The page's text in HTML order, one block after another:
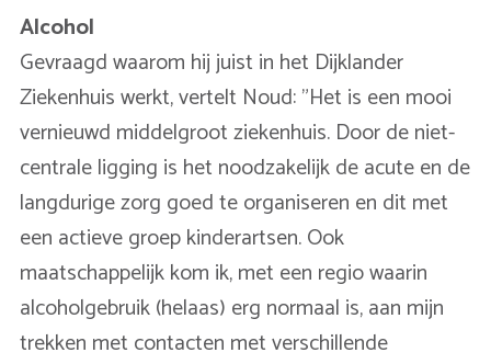
Alcohol
Gevraagd waarom hij juist in het Dijklander
Ziekenhuis werkt, vertelt Noud: "Het is een mooi
vernieuwd middelgroot ziekenhuis. Door de niet-
centrale ligging is het noodzakelijk de acute en de
langdurige zorg goed te organiseren en dit met
een actieve groep kinderartsen. Ook
maatschappelijk kom ik, met een regio waarin
alcoholgebruik (helaas) erg normaal is, aan mijn
trekken met contacten met verschillende